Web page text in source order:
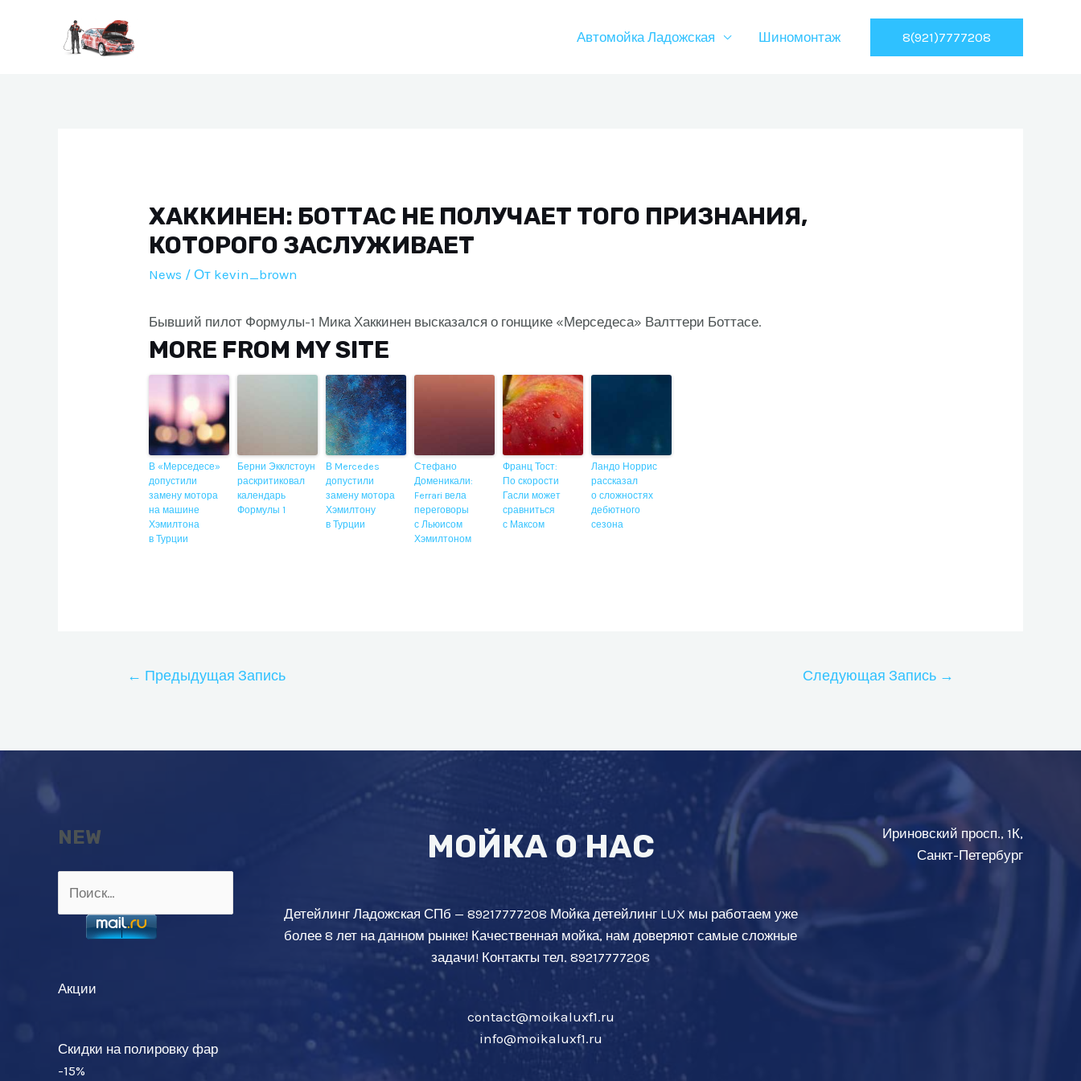
содержимому
Автомойка Ладожская Шиномонтаж 8(921)7777208
ХАККИНЕН: БОТТАС НЕ ПОЛУЧАЕТ ТОГО ПРИЗНАНИЯ,
КОТОРОГО ЗАСЛУЖИВАЕТ
News / От kevin_brown
Бывший пилот Формулы-1 Мика Хаккинен высказался о гонщике «Мерседеса» Валттери Боттасе.
MORE FROM MY SITE
В «Мерседесе»
допустили
замену мотора
на машине
Хэмилтона
в Турции
Берни Экклстоун
раскритиковал
календарь
Формулы 1
В Mercedes
допустили
замену мотора
Хэмилтону
в Турции
Стефано
Доменикали:
Ferrari вела
переговоры
с Льюисом
Хэмилтоном
Франц Тост:
По скорости
Гасли может
сравниться
с Максом
Ландо Норрис
рассказал
о сложностях
дебютного
сезона
Навигация
← Предыдущая Запись Следующая Запись →
NEW
Акции
Скидки на полировку фар
-15%
МОЙКА О НАС
Детейлинг Ладожская СПб — 89217777208 Мойка детейлинг LUX мы работаем уже
более 8 лет на данном рынке! Качественная мойка, нам доверяют самые сложные
задачи! Контакты тел. 89217777208
contact@moikaluxf1.ru
info@moikaluxf1.ru
Ириновский просп., 1К,
Санкт-Петербург